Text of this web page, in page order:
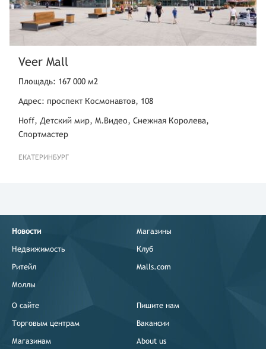
Veer Mall
Площадь: 167 000 м2
Адрес: проспект Космонавтов, 108
Hoff, Детский мир, М.Видео, Снежная Королева,
Спортмастер
ЕКАТЕРИНБУРГ
Новости
Недвижимость
Ритейл
Моллы
Магазины
Клуб
Malls.com
О сайте
Торговым центрам
Магазинам
Пишите нам
Вакансии
About us